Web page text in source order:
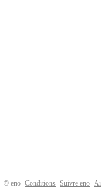
© eno Conditions Suivre eno